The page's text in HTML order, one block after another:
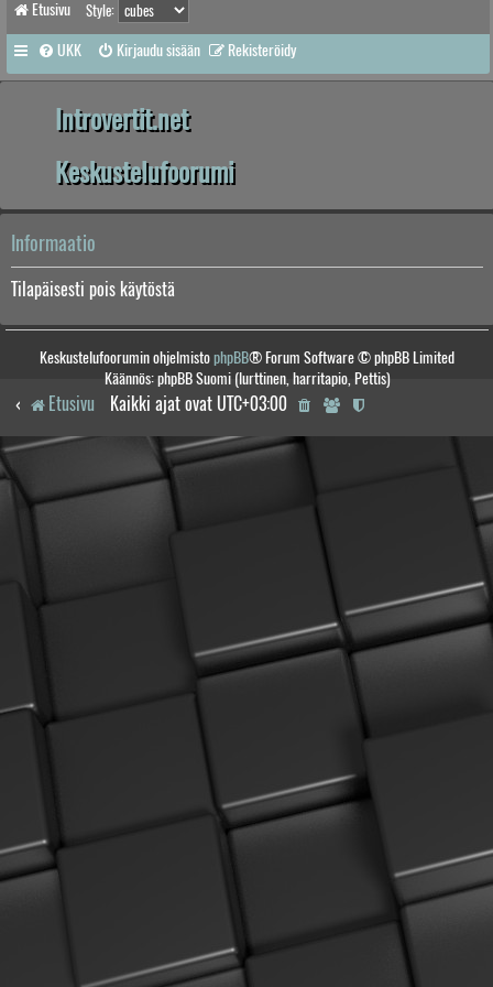
Etusivu Style:
UKK Kirjaudu sisään Rekisteröidy
Introvertit.net
Keskustelufoorumi
Informaatio
Tilapäisesti pois käytöstä
Keskustelufoorumin ohjelmistophpBB® Forum Software © phpBB Limited
Käännös: phpBB Suomi (lurttinen, harritapio, Pettis)
Etusivu Kaikki ajat ovat UTC+03:00